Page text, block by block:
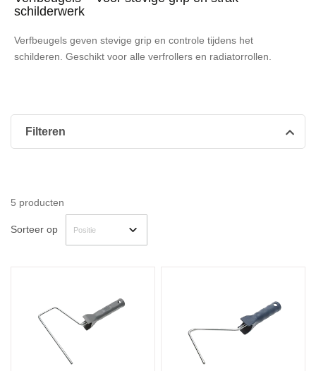
schilderwerk
Verfbeugels geven stevige grip en controle tijdens het
schilderen. Geschikt voor alle verfrollers en radiatorrollen.
5 producten
Sorteer op
Filteren